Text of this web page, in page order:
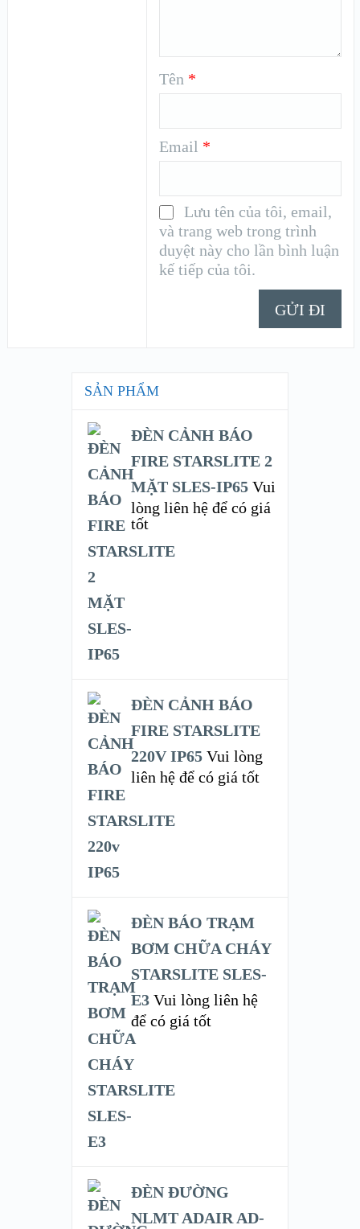
Tên *
Email *
Lưu tên của tôi, email,
và trang web trong trình
duyệt này cho lần bình luận
kế tiếp của tôi.
SẢN PHẨM
ĐÈN CẢNH BÁO
FIRE STARSLITE 2
MẶT SLES-IP65 Vui
lòng liên hệ để có giá
tốt
ĐÈN CẢNH BÁO
FIRE STARSLITE
220V IP65 Vui lòng
liên hệ để có giá tốt
ĐÈN BÁO TRẠM
BƠM CHỮA CHÁY
STARSLITE SLES-
E3 Vui lòng liên hệ
để có giá tốt
ĐÈN ĐƯỜNG
NLMT ADAIR AD-